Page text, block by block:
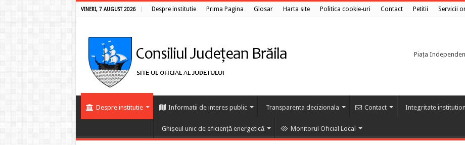
VINERI, 7 AUGUST 2026 Despre institutie Prima Pagina Glosar Harta site Politica cookie-uri Contact Petitii Servicii
Piața
Despre institutie Informatii de interes public Transparenta decizionala Contact Integritate
Ghișeul unic de eficiență energetică Monitorul Oficial Local